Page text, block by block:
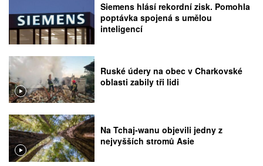
Siemens hlásí rekordní zisk. Pomohla
poptávka spojená s umělou
inteligencí
Ruské údery na obec v Charkovské
oblasti zabily tři lidi
Na Tchaj-wanu objevili jedny z
nejvyšších stromů Asie